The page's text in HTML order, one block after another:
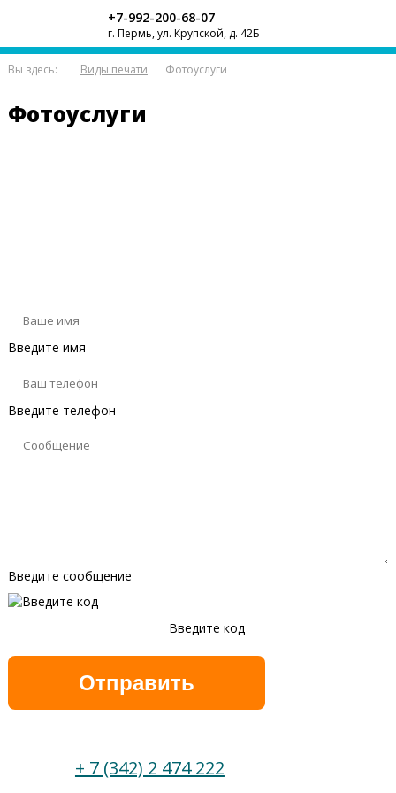
+7-992-200-68-07
г. Пермь, ул. Крупской, д. 42Б
Вы здесь: Виды печати Фотоуслуги
Фотоуслуги
Введите имя
Введите телефон
Введите сообщение
Введите код
+ 7 (342) 2 474 222